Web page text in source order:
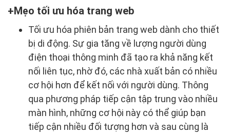
Mẹo tối ưu hóa trang web
Tối ưu hóa phiên bản trang web dành cho thiết
bị di động. Sự gia tăng về lượng người dùng
điện thoại thông minh đã tạo ra khả năng kết
nối liên tục, nhờ đó, các nhà xuất bản có nhiều
cơ hội hơn để kết nối với người dùng. Thông
qua phương pháp tiếp cận tập trung vào nhiều
màn hình, những cơ hội này có thể giúp bạn
tiếp cận nhiều đối tượng hơn và sau cùng là